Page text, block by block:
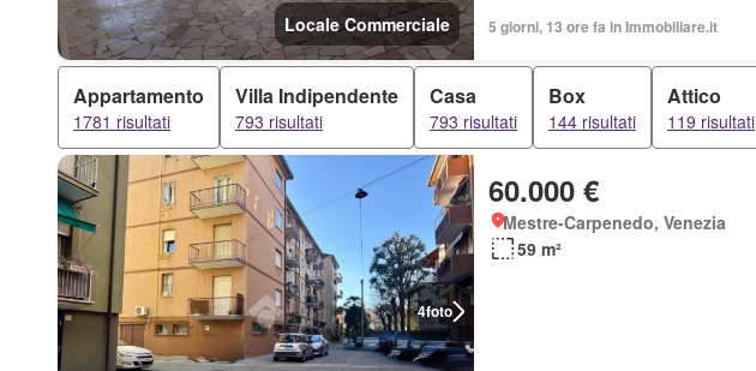
Locale Commerciale 5 giorni, 13 ore fa in Immobiliare.it
Appartamento
1781 risultati
Villa Indipendente
793 risultati
Casa
793 risultati
Box
144 risultati
Attico
119 risultati
4foto
60.000 €
Mestre-Carpenedo, Venezia
59 m²